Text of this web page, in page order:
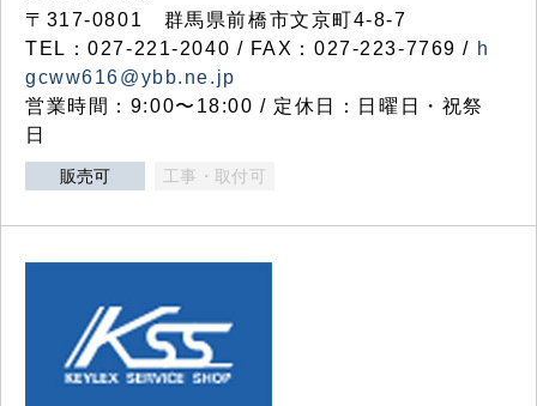
〒317‐0801 群馬県前橋市文京町4-8-7
TEL：027-221-2040 / FAX：027-223-7769 / h
gcww616@ybb.ne.jp
営業時間：9:00〜18:00 / 定休日：日曜日・祝祭
日
販売可 工事・取付可